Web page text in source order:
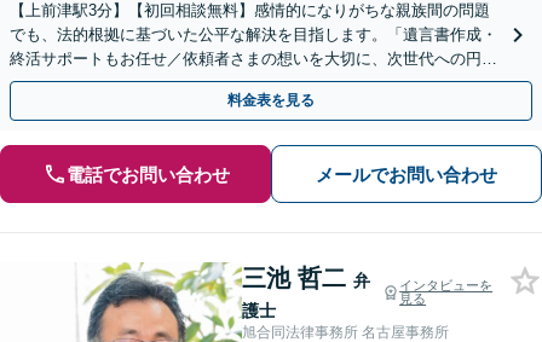
【上前津駅3分】【初回相談無料】感情的になりがちな親族間の問題
でも、法的根拠に基づいた公平な解決を目指します。「遺言書作成・
終活サポートもお任せ／依頼者さまの想いを大切に、次世代への円滑
な財産承継をお手伝いします」【休日・夜間相談可】
料金表を見る
電話でお問い合わせ メールでお問い合わせ
三池 哲二 弁
護士
インタビューを
見る
旭合同法律事務所 名古屋事務所